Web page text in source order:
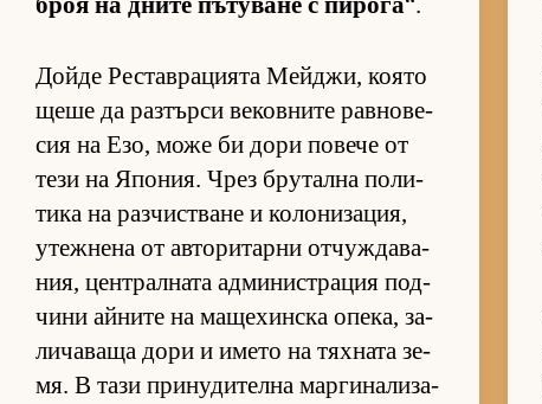
Дойде Рес­тав­ра­ци­ята Мей­джи, ко­ято
щеше да раз­търси ве­ков­ните рав­но­ве­
сия на Езо, може би дори по­вече от
тези на Япо­ния. Чрез бру­тална по­ли­
тика на раз­чис­т­ване и ко­ло­ни­за­ция,
утеж­нена от ав­то­ри­тарни от­чуж­да­ва­
ния, цен­т­рал­ната ад­ми­нис­т­ра­ция под­
чини ай­ните на ма­ще­хин­ска опе­ка, за­
ли­ча­ваща дори и името на тях­ната зе­
мя. В тази при­ну­ди­телна мар­ги­на­ли­за­